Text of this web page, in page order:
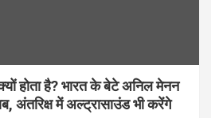
होता है? भारत के बेटे अनिल मेनन
अंतरिक्ष में अल्ट्रासाउंड भी करेंगे